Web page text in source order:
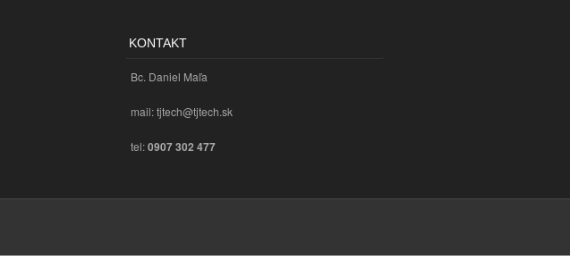
KONTAKT
Bc. Daniel Maľa
mail: tjtech@tjtech.sk
tel:0907 302 477